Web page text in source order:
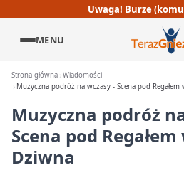
Uwaga! Burze
MENU
Strona główna Wiadomości
Muzyczna podróż na wczasy - Scena pod Regałem
Muzyczna podróż
Scena pod
Dziwna